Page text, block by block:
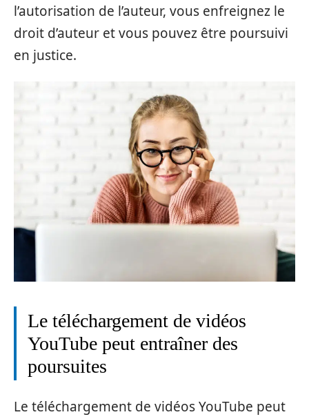
l’autorisation de l’auteur, vous enfreignez le
droit d’auteur et vous pouvez être poursuivi
en justice.
Le téléchargement de vidéos
YouTube peut entraîner des
poursuites
Le téléchargement de vidéos YouTube peut